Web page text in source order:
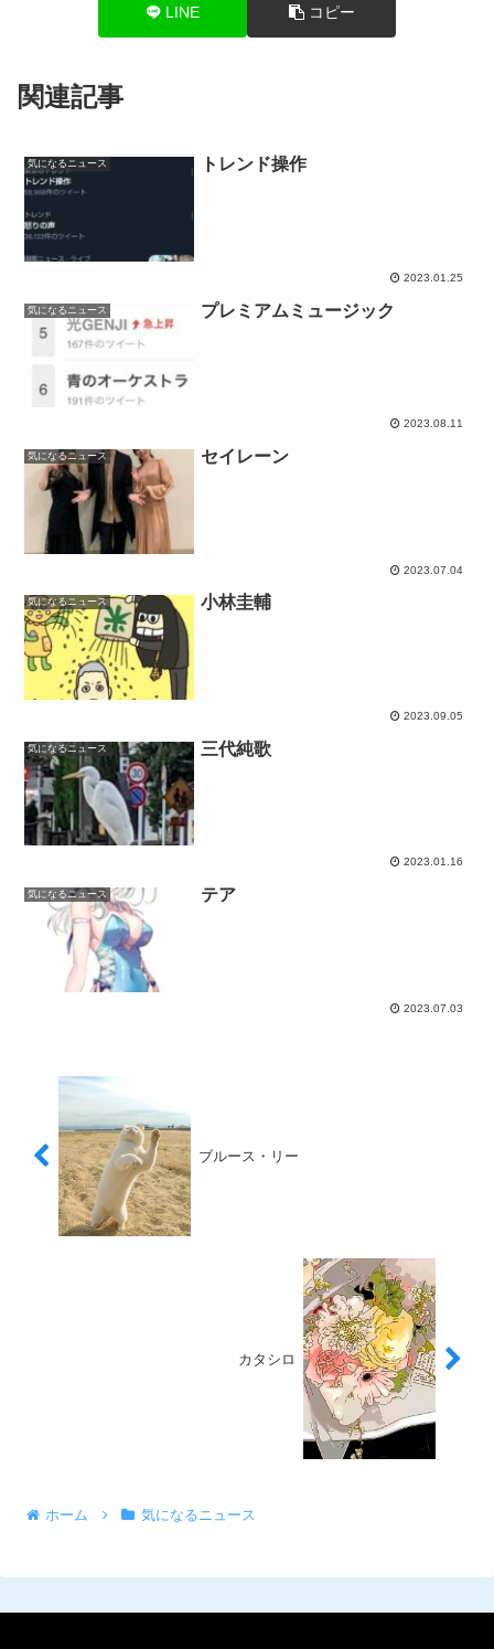
LINE コピー
関連記事
気になるニュース トレンド操作
2023.01.25
気になるニュース プレミアムミュージック
2023.08.11
気になるニュース セイレーン
2023.07.04
気になるニュース 小林圭輔
2023.09.05
気になるニュース 三代純歌
2023.01.16
気になるニュース テア
2023.07.03
ブルース・リー
カタシロ
ホーム 気になるニュース